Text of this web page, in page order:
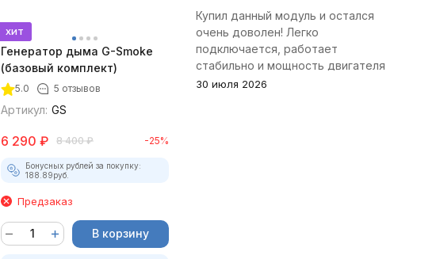
хит
Генератор дыма G-Smoke
(базовый комплект)
5.0 5 отзывов
Артикул: GS
6 290 ₽ 8 400 ₽ -25%
Бонусных рублей за покупку:
188.89руб.
Предзаказ
В корзину
Купил данный модуль и остался
очень доволен! Легко
подключается, работает
стабильно и мощность двигателя
заметно увеличилась. Рекомендую
30 июля 2026